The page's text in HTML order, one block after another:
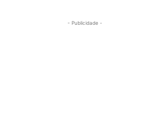
- Publicidade -